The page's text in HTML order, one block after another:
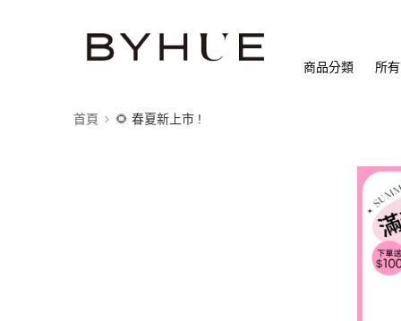
商品分類 所
首頁 🌻 春夏新上市 !